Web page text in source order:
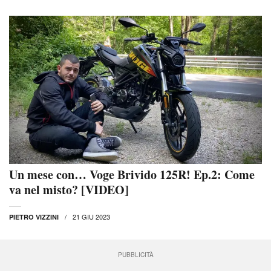
Un mese con… Voge Brivido 125R! Ep.2: Come
va nel misto? [VIDEO]
PIETRO VIZZINI 21 GIU 2023
PUBBLICITÀ